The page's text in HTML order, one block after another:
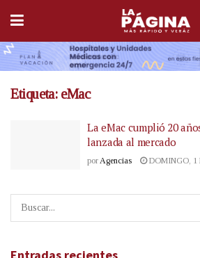
Etiqueta: eMac
La eMac cumplió 20
lanzada al mercado
por Agencias DOMINGO, 1